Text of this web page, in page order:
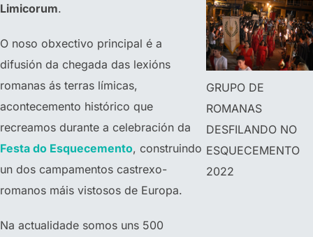
Limicorum.
O noso obxectivo principal é a
difusión da chegada das lexións
romanas ás terras límicas,
acontecemento histórico que
recreamos durante a celebración da
Festa do Esquecemento, construindo
un dos campamentos castrexo-
romanos máis vistosos de Europa.
Na actualidade somos uns 500
GRUPO DE
ROMANAS
DESFILANDO NO
ESQUECEMENTO
2022